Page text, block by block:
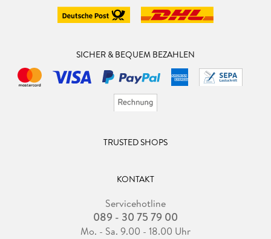
SICHER & BEQUEM BEZAHLEN
TRUSTED SHOPS
KONTAKT
Servicehotline
089 - 30 75 79 00
Mo. - Sa. 9.00 - 18.00 Uhr